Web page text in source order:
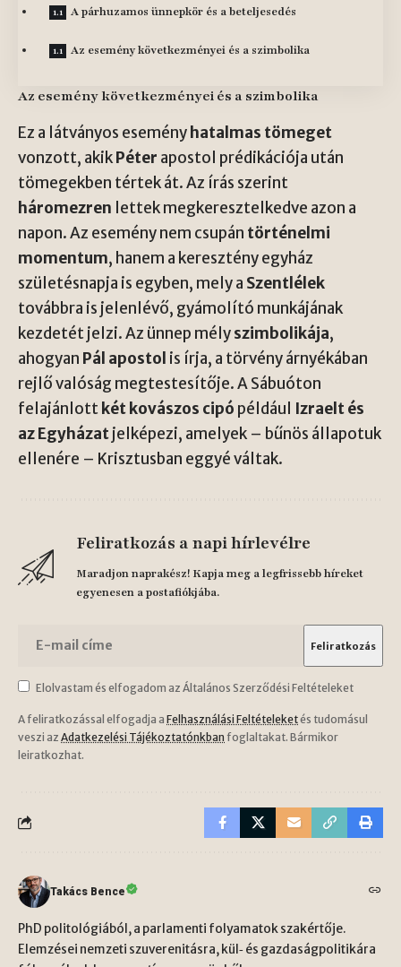
A párhuzamos ünnepkör és a beteljesedés
Az esemény következményei és a szimbolika
Az esemény következményei és a szimbolika
Ez a látványos esemény hatalmas tömeget
vonzott, akikPéter apostol prédikációja után
tömegekben tértek át. Az írás szerint
háromezren lettek megkeresztelkedve azon a
napon. Az esemény nem csupán történelmi
momentum, hanem a keresztény egyház
születésnapja is egyben, mely a Szentlélek
továbbra is jelenlévő, gyámolító munkájának
kezdetét jelzi. Az ünnep mélyszimbolikája,
ahogyan Pál apostol is írja, a törvény árnyékában
rejlő valóság megtestesítője. A Sábuóton
felajánlott két kovászos cipó például Izraelt és
az Egyházatjelképezi, amelyek – bűnös állapotuk
ellenére – Krisztusban eggyé váltak.
Feliratkozás a napi hírlevélre
Maradjon naprakész! Kapja meg a legfrissebb híreket
egyenesen a postafiókjába.
Elolvastam és elfogadom az Általános Szerződési Feltételeket
A feliratkozással elfogadja a Felhasználási Feltételeketés tudomásul
veszi az Adatkezelési Tájékoztatónkban foglaltakat. Bármikor
leiratkozhat.
Takács Bence
PhD politológiából, a parlamenti folyamatok szakértője.
Elemzései nemzeti szuverenitásra, kül‑ és gazdaságpolitikára